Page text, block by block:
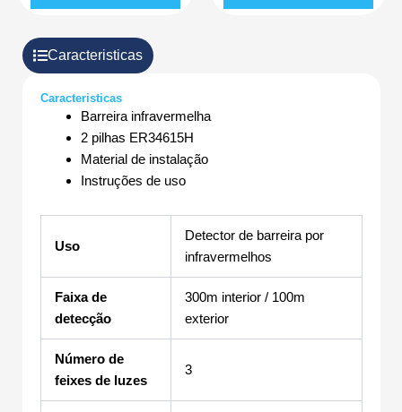
Caracteristicas
Caracteristicas
Barreira infravermelha
2 pilhas ER34615H
Material de instalação
Instruções de uso
Uso
Detector de barreira por
infravermelhos
Faixa de
detecção
300m interior / 100m
exterior
Número de
feixes de luzes
3